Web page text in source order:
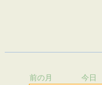
前の月 今日